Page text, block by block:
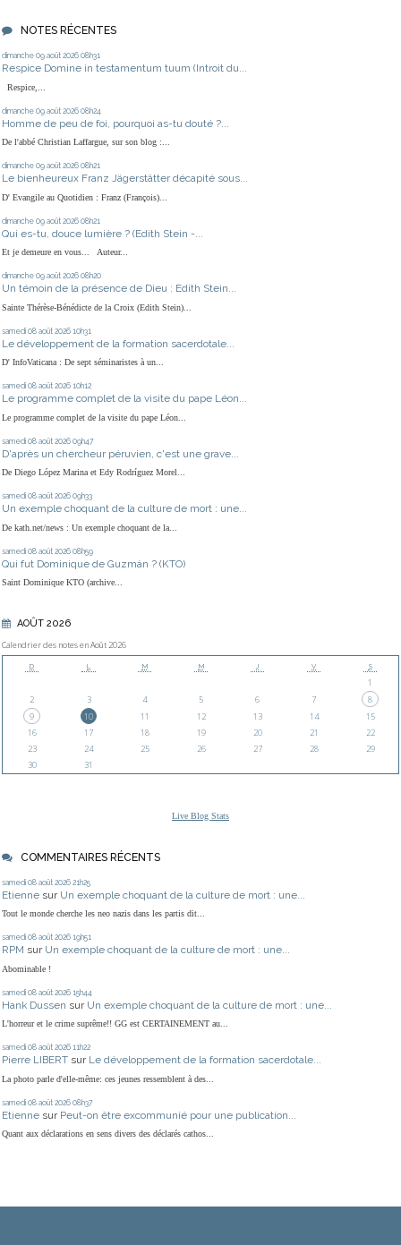
NOTES RÉCENTES
dimanche 09 août 2026 08h31
Respice Domine in testamentum tuum (Introit du...
Respice,...
dimanche 09 août 2026 08h24
Homme de peu de foi, pourquoi as-tu douté ?...
De l'abbé Christian Laffargue, sur son blog :...
dimanche 09 août 2026 08h21
Le bienheureux Franz Jägerstätter décapité sous...
D' Evangile au Quotidien : Franz (François)...
dimanche 09 août 2026 08h21
Qui es-tu, douce lumière ? (Edith Stein -...
Et je demeure en vous... Auteur...
dimanche 09 août 2026 08h20
Un témoin de la présence de Dieu : Edith Stein...
Sainte Thérèse-Bénédicte de la Croix (Edith Stein)...
samedi 08 août 2026 10h31
Le développement de la formation sacerdotale...
D' InfoVaticana : De sept séminaristes à un...
samedi 08 août 2026 10h12
Le programme complet de la visite du pape Léon...
Le programme complet de la visite du pape Léon...
samedi 08 août 2026 09h47
D'après un chercheur péruvien, c'est une grave...
De Diego López Marina et Edy Rodríguez Morel...
samedi 08 août 2026 09h33
Un exemple choquant de la culture de mort : une...
De kath.net/news : Un exemple choquant de la...
samedi 08 août 2026 08h59
Qui fut Dominique de Guzmán ? (KTO)
Saint Dominique KTO (archive...
AOÛT 2026
Calendrier des notes en Août 2026
D L M M J V S
1
2
3 4 5 6 7
8
9
10 11 12 13 14
15
16
17 18 19 20 21
22
23
24 25 26 27 28
29
30
31
Live Blog Stats
COMMENTAIRES RÉCENTS
samedi 08 août 2026 21h25
Etienne sur Un exemple choquant de la culture de mort : une...
Tout le monde cherche les neo nazis dans les partis dit...
samedi 08 août 2026 19h51
RPM sur Un exemple choquant de la culture de mort : une...
Abominable !
samedi 08 août 2026 15h44
Hank Dussen sur Un exemple choquant de la culture de mort : une...
L'horreur et le crime suprême!! GG est CERTAINEMENT au...
samedi 08 août 2026 11h22
Pierre LIBERT sur Le développement de la formation sacerdotale...
La photo parle d'elle-même: ces jeunes ressemblent à des...
samedi 08 août 2026 08h37
Etienne sur Peut-on être excommunié pour une publication...
Quant aux déclarations en sens divers des déclarés cathos...